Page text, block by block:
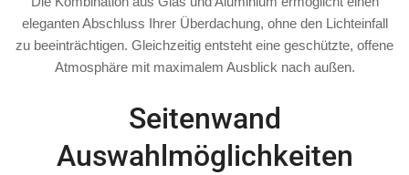
eleganten Abschluss Ihrer Überdachung, ohne den Lichteinfall
zu beeinträchtigen. Gleichzeitig entsteht eine geschützte, offene
Atmosphäre mit maximalem Ausblick nach außen.
Seitenwand
Auswahlmöglichkeiten